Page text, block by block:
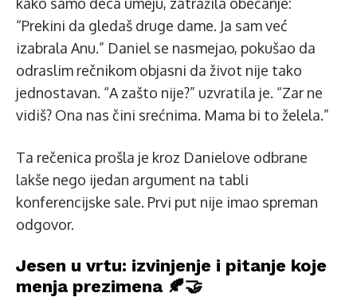
“Prekini da gledaš druge dame. Ja sam već
izabrala Anu.” Daniel se nasmejao, pokušao da
odraslim rečnikom objasni da život nije tako
jednostavan. “A zašto nije?” uzvratila je. “Zar ne
vidiš? Ona nas čini srećnima. Mama bi to želela.”
Ta rečenica prošla je kroz Danielove odbrane
lakše nego ijedan argument na tabli
konferencijske sale. Prvi put nije imao spreman
odgovor.
Jesen u vrtu: izvinjenje i pitanje koje
menja prezimena 🍂🤝